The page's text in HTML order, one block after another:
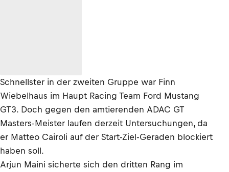
Schnellster in der zweiten Gruppe war Finn
Wiebelhaus im Haupt Racing Team Ford Mustang
GT3. Doch gegen den amtierenden ADAC GT
Masters-Meister laufen derzeit Untersuchungen, da
er Matteo Cairoli auf der Start-Ziel-Geraden blockiert
haben soll.
Arjun Maini sicherte sich den dritten Rang im